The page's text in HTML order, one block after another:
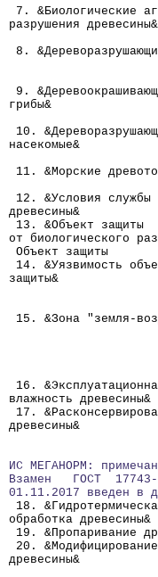
7. &Биологические
разрушения
8.
9.
грибы&
10.
насекомые&
11. &Морские
12. &Условия
древесины&
13. &Объект защиты
от биологического
Объект защиты
14. &Уязвимость
защиты&
15. &Зона "земля-
16.
влажность
17.
древесины&
ИС МЕГАНОРМ:
Взамен   ГОСТ
01.11.2017 введен в
18.
обработка
19. &Пропаривание
20.
древесины&